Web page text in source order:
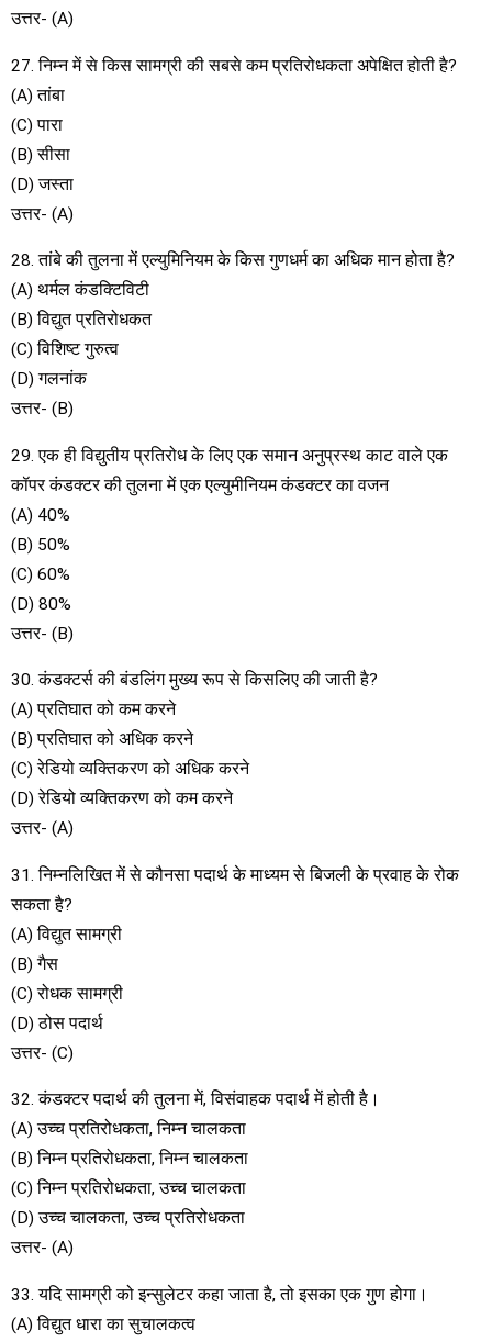
उत्तर- (A)
27. निम्न में से किस सामग्री की सबसे कम प्रतिरोधकता अपेक्षित होती है?
(A) तांबा
(C) पारा
(B) सीसा
(D) जस्ता
उत्तर- (A)
28. तांबे की तुलना में एल्युमिनियम के किस गुणधर्म का अधिक मान होता है?
(A) थर्मल कंडक्टिविटी
(B) विद्युत प्रतिरोधकत
(C) विशिष्ट गुरुत्व
(D) गलनांक
उत्तर- (B)
29. एक ही विद्युतीय प्रतिरोध के लिए एक समान अनुप्रस्थ काट वाले एक
कॉपर कंडक्टर की तुलना में एक एल्युमीनियम कंडक्टर का वजन
(A) 40%
(B) 50%
(C) 60%
(D) 80%
उत्तर- (B)
30. कंडक्टर्स की बंडलिंग मुख्य रूप से किसलिए की जाती है?
(A) प्रतिघात को कम करने
(B) प्रतिघात को अधिक करने
(C) रेडियो व्यक्तिकरण को अधिक करने
(D) रेडियो व्यक्तिकरण को कम करने
उत्तर- (A)
31. निम्नलिखित में से कौनसा पदार्थ के माध्यम से बिजली के प्रवाह के रोक
सकता है?
(A) विद्युत सामग्री
(B) गैस
(C) रोधक सामग्री
(D) ठोस पदार्थ
उत्तर- (C)
32. कंडक्टर पदार्थ की तुलना में, विसंवाहक पदार्थ में होती है।
(A) उच्च प्रतिरोधकता, निम्न चालकता
(B) निम्न प्रतिरोधकता, निम्न चालकता
(C) निम्न प्रतिरोधकता, उच्च चालकता
(D) उच्च चालकता, उच्च प्रतिरोधकता
उत्तर- (A)
33. यदि सामग्री को इन्सुलेटर कहा जाता है, तो इसका एक गुण होगा।
(A) विद्युत धारा का सुचालकत्व